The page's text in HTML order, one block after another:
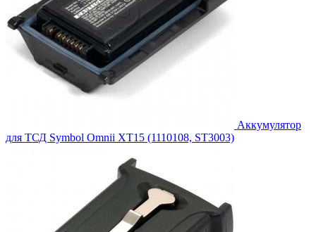
Аккумулятор
для ТСД Symbol Omnii XT15 (1110108, ST3003)